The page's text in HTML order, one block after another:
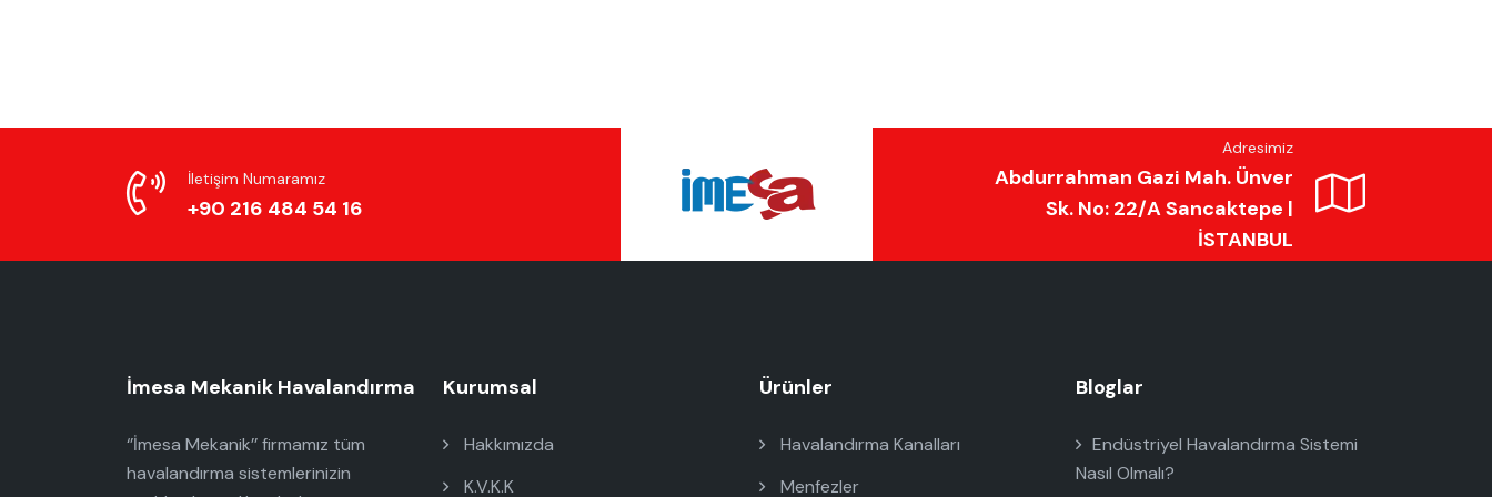
İletişim Numaramız
+90 216 484 54 16
Adresimiz
Abdurrahman Gazi Mah. Ünver
Sk. No: 22/A Sancaktepe |
İSTANBUL
İmesa Mekanik Havalandırma
‘’İmesa Mekanik’’ firmamız tüm
havalandırma sistemlerinizin
Kurumsal
Hakkımızda
K.V.K.K
Ürünler
Havalandırma Kanalları
Menfezler
Bloglar
Endüstriyel Havalandırma Sistemi
Nasıl Olmalı?